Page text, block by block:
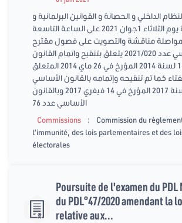
الداخلي و الحصانة و القوانين البرلمانية و
القوانين الانتخابية يوم الثلاثاء 1جوان 2021 على الساعة التاسعة
مناقشة والتصويت على فصول مقترح
قانون أساسي عدد 2021/020 يتعلق بتنقيح واتمام القانون
الأساسي عدد 16 لسنة 2014 المؤرخ في 26 ماي 2014 المتعلق
كما تم تنقيحه وإتمامه بالقانون الأساسي
عدد 7 لسنة 2017 المؤرخ في 14 فيفري 2017 وبالقانون
الأساسي عدد 76
Commissions
:
Commission du
l’immunité, des lois parlementaires et des
électorales
Poursuite de l'examen du PDL
du PDL°47/2020 amendant la
relative aux...